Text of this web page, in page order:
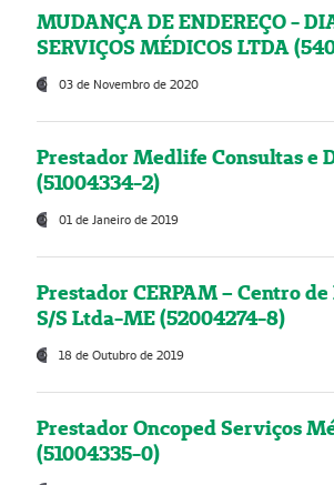
MUDANÇA DE ENDEREÇO -
SERVIÇOS MÉDICOS LTDA
03 de Novembro de 2020
Prestador Medlife Consultas e
(51004334-2)
01 de Janeiro de 2019
Prestador CERPAM – Centro
S/S Ltda-ME (52004274-8)
18 de Outubro de 2019
Prestador Oncoped Serviços
(51004335-0)